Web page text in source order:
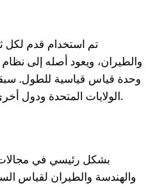
تم استخدام قدم لكل
والطيران، ويعود أصله إلى
وحدة قياس قياسية للطول.
الولايات المتحدة ودول أخرى تستخدم الوحدات الإمبراطورية.
والهندسة والطيران لقياس